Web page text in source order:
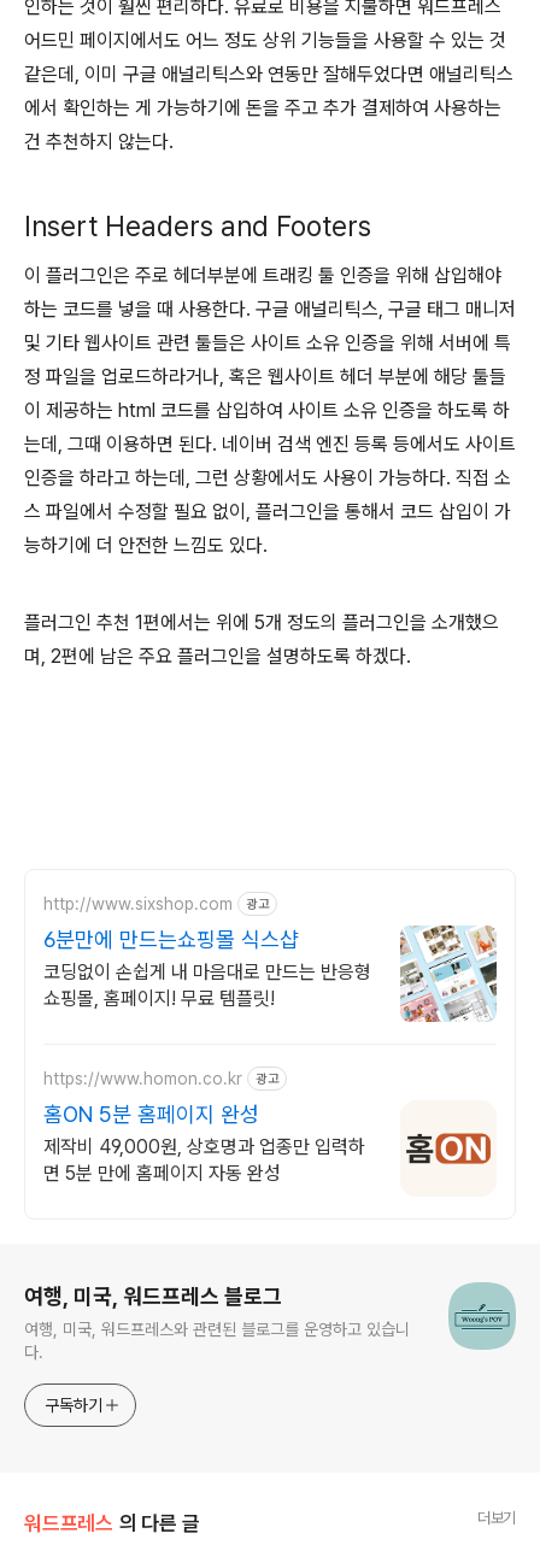
인하는 것이 훨씬 편리하다. 유료로 비용을 지불하면 워드프레스
어드민 페이지에서도 어느 정도 상위 기능들을 사용할 수 있는 것
같은데, 이미 구글 애널리틱스와 연동만 잘해두었다면 애널리틱스
에서 확인하는 게 가능하기에 돈을 주고 추가 결제하여 사용하는
건 추천하지 않는다.
Insert Headers and Footers
이 플러그인은 주로 헤더부분에 트래킹 툴 인증을 위해 삽입해야
하는 코드를 넣을 때 사용한다. 구글 애널리틱스, 구글 태그 매니저
및 기타 웹사이트 관련 툴들은 사이트 소유 인증을 위해 서버에 특
정 파일을 업로드하라거나, 혹은 웹사이트 헤더 부분에 해당 툴들
이 제공하는 html 코드를 삽입하여 사이트 소유 인증을 하도록 하
는데, 그때 이용하면 된다. 네이버 검색 엔진 등록 등에서도 사이트
인증을 하라고 하는데, 그런 상황에서도 사용이 가능하다. 직접 소
스 파일에서 수정할 필요 없이, 플러그인을 통해서 코드 삽입이 가
능하기에 더 안전한 느낌도 있다.
플러그인 추천 1편에서는 위에 5개 정도의 플러그인을 소개했으
며, 2편에 남은 주요 플러그인을 설명하도록 하겠다.
http://www.sixshop.com 광고
6분만에 만드는쇼핑몰 식스샵
코딩없이 손쉽게 내 마음대로 만드는 반응형
쇼핑몰, 홈페이지! 무료 템플릿!
https://www.homon.co.kr 광고
홈ON 5분 홈페이지 완성
제작비 49,000원, 상호명과 업종만 입력하
면 5분 만에 홈페이지 자동 완성
여행, 미국, 워드프레스 블로그
여행, 미국, 워드프레스와 관련된 블로그를 운영하고 있습니
다.
구독하기
워드프레스 의 다른 글 더보기